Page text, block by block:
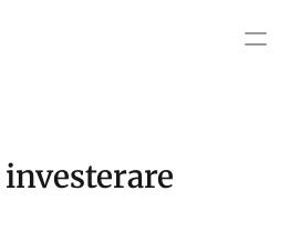
investerare